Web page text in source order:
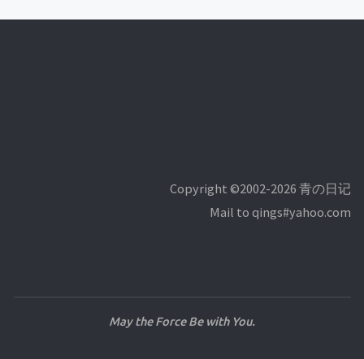
Copyright ©2002-2026 青の日记
Mail to qings#yahoo.com
May the Force Be with You.